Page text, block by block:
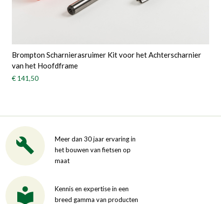
Brompton Scharnierasruimer Kit voor het Achterscharnier
van het Hoofdframe
€ 141,50
Meer dan 30 jaar ervaring in
het bouwen van fietsen op
maat
Kennis en expertise in een
breed gamma van producten